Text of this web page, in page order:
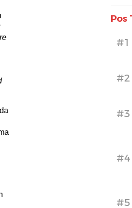
Pos
#1
#2
#3
#4
#5